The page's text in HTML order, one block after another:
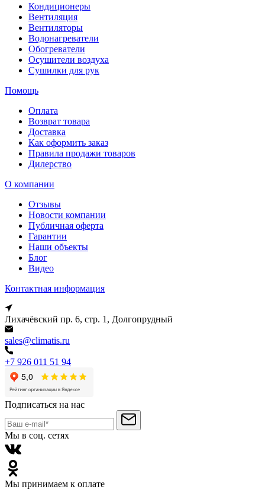
Кондиционеры
Вентиляция
Вентиляторы
Водонагреватели
Обогреватели
Осушители воздуха
Сушилки для рук
Помощь
Оплата
Возврат товара
Доставка
Как оформить заказ
Правила продажи товаров
Дилерство
О компании
Отзывы
Новости компании
Публичная оферта
Гарантии
Наши объекты
Блог
Видео
Контактная информация
Лихачёвский пр. 6, стр. 1, Долгопрудный
sales@climatis.ru
+7 926 011 51 94
Подписаться на нас
Мы в соц. сетях
Мы принимаем к оплате